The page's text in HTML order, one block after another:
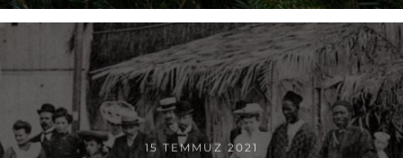
15 TEMMUZ 2021